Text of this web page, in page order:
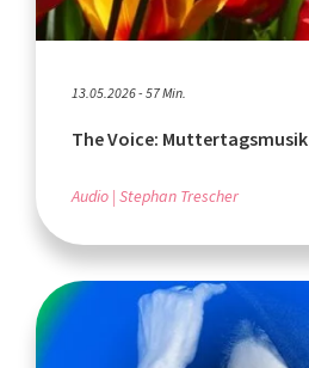
13.05.2026 - 57 Min.
The Voice: Muttertagsmusik
Audio Stephan Trescher